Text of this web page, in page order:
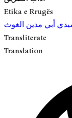
Etika e Rrugës
أبي مدين الغوث
Transliterate
Translation